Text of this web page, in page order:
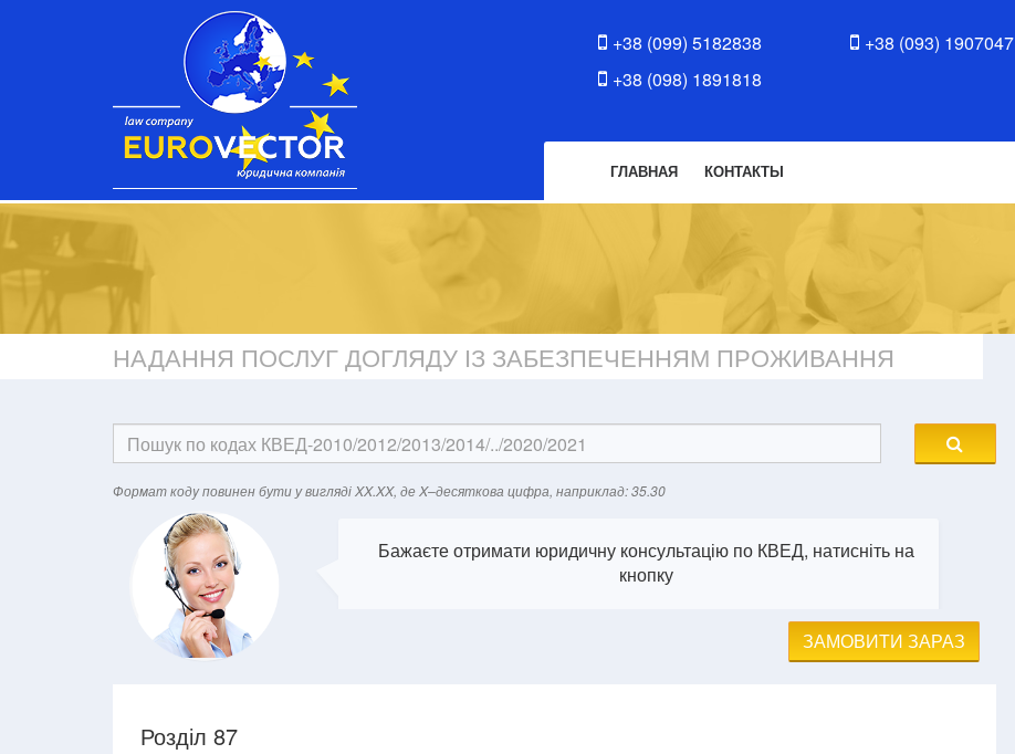
+38 (099) 5182838
+38 (098) 1891818
+38 (093) 1907047
ГЛАВНАЯ КОНТАКТЫ
НАДАННЯ ПОСЛУГ ДОГЛЯДУ ІЗ ЗАБЕЗПЕЧЕННЯМ ПРОЖИВАННЯ
Формат кодy повинен бути у вигляді XX.XX, де X–десяткова цифра, наприклад: 35.30
Бажаєте отримати юридичну консультацію по КВЕД, натисніть на
кнопку
ЗАМОВИТИ ЗАРАЗ
Розділ 87